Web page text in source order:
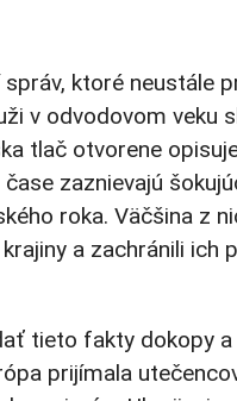
ktoré neustále
v odvodovom veku
tlač otvorene
zaznievajú
roka. Väčšina z
a zachránili ich
tieto fakty dokopy
prijímala